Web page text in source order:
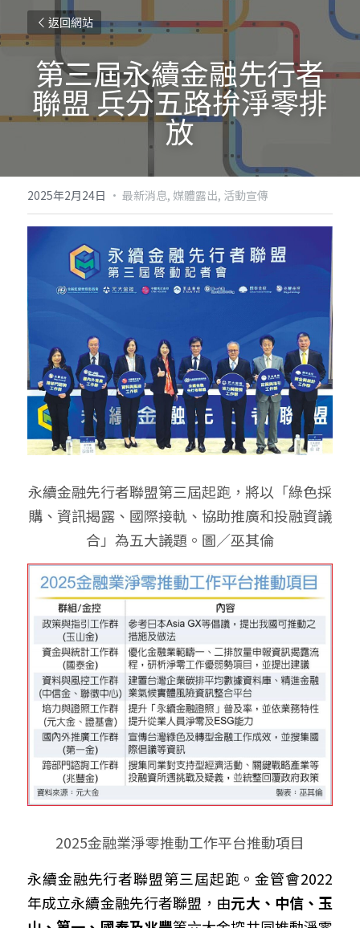
返回網站
第三屆永續金融先行者
聯盟 兵分五路拚淨零排
放
2025年2月24日 · 最新消息, 媒體露出, 活動宣傳
永續金融先行者聯盟第三屆起跑，將以「綠色採
購、資訊揭露、國際接軌、協助推廣和投融資議
合」為五大議題。圖／巫其倫
2025金融業淨零推動工作平台推動項目
永續金融先行者聯盟第三屆起跑。金管會2022
年成立永續金融先行者聯盟，由元大、中信、玉